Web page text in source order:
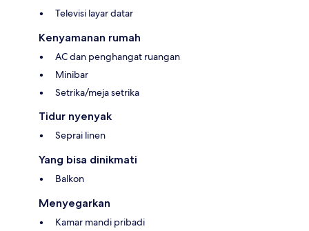
Televisi layar datar
Kenyamanan rumah
AC dan penghangat ruangan
Minibar
Setrika/meja setrika
Tidur nyenyak
Seprai linen
Yang bisa dinikmati
Balkon
Menyegarkan
Kamar mandi pribadi